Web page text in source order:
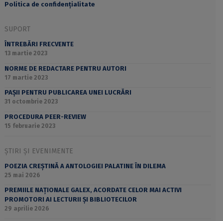
Politica de confidențialitate
SUPORT
ÎNTREBĂRI FRECVENTE
13 martie 2023
NORME DE REDACTARE PENTRU AUTORI
17 martie 2023
PAȘII PENTRU PUBLICAREA UNEI LUCRĂRI
31 octombrie 2023
PROCEDURA PEER-REVIEW
15 februarie 2023
ȘTIRI ȘI EVENIMENTE
POEZIA CREȘTINĂ A ANTOLOGIEI PALATINE ÎN DILEMA
25 mai 2026
PREMIILE NAȚIONALE GALEX, ACORDATE CELOR MAI ACTIVI
PROMOTORI AI LECTURII ȘI BIBLIOTECILOR
29 aprilie 2026